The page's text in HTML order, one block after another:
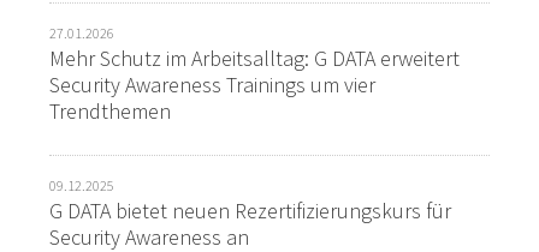
27.01.2026
Mehr Schutz im Arbeitsalltag: G DATA erweitert
Security Awareness Trainings um vier
Trendthemen
09.12.2025
G DATA bietet neuen Rezertifizierungskurs für
Security Awareness an